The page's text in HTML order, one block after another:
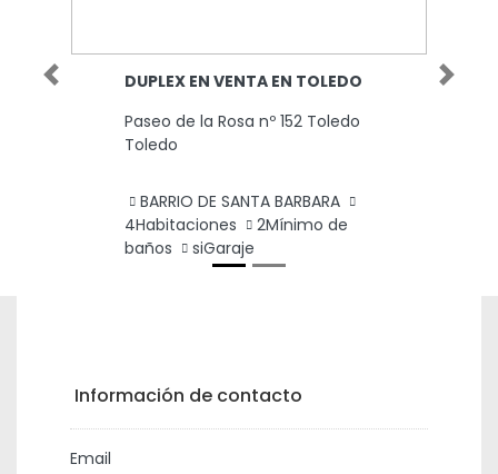
DUPLEX EN VENTA EN TOLEDO
Paseo de la Rosa nº 152 Toledo
Toledo
BARRIO DE SANTA BARBARA
4Habitaciones
2Mínimo de
baños
siGaraje
Previous Next
Información de contacto
Email